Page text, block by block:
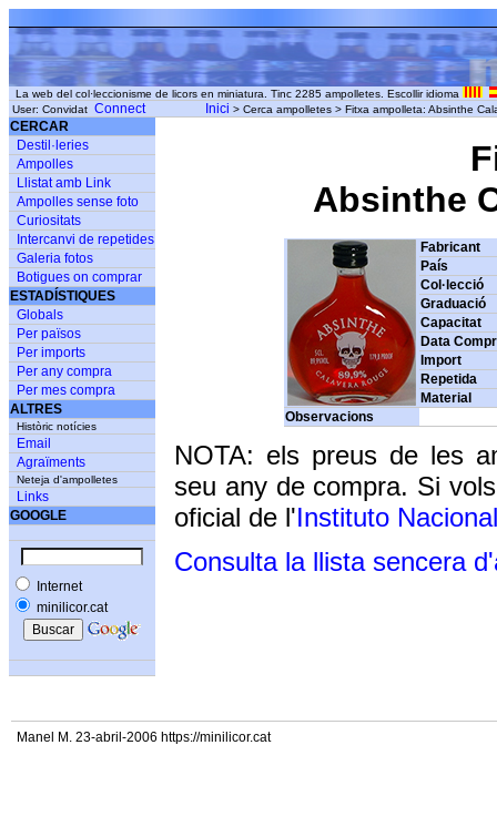
La web del col·leccionisme de licors en miniatura. Tinc 2285 ampolletes. Escollir idioma
User: Convidat Connect Inici > Cerca ampolletes > Fitxa ampolleta: Absinthe
CERCAR
Destil·leries
Ampolles
Llistat amb Link
Ampolles sense foto
Curiositats
Intercanvi de repetides
Galeria fotos
Botigues on comprar
ESTADÍSTIQUES
Globals
Per països
Per imports
Per any compra
Per mes compra
ALTRES
Històric notícies
Email
Agraïments
Neteja d'ampolletes
Links
GOOGLE
Internet
minilicor.cat
Absinthe
Fabricant
País
Col·lecció
Graduació
Capacitat
Data
Import
Repetida
Material
Observacions
NOTA: els preus de les
seu any de compra. Si
oficial de l'Instituto
Consulta la llista sencera
Manel M. 23-abril-2006 https://minilicor.cat